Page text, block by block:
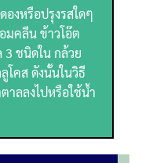
งหรือปรุงรสใดๆ
มคลีน ข้าวโอ๊ต
ชนิดใน กล้วย
โคส ดังนั้นในวิธี
าลลงไปหรือใช้น้ำ